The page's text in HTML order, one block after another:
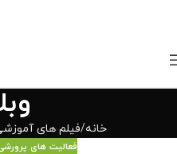
خانه فیلم های
فعالیت های